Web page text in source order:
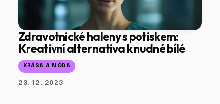
Zdravotnické haleny s potiskem:
Kreativní alternativa k nudné bílé
KRÁSA A MÓDA
23. 12. 2023